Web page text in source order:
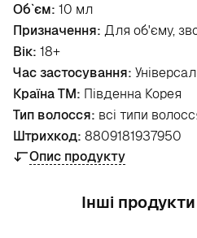
Об`єм: 10 мл
Призначення: Для об'єму,
Вік: 18+
Час застосування:
Країна ТМ: Південна Корея
Тип волосся: всі типи
Штрихкод: 8809181937950
Опис продукту
Інші